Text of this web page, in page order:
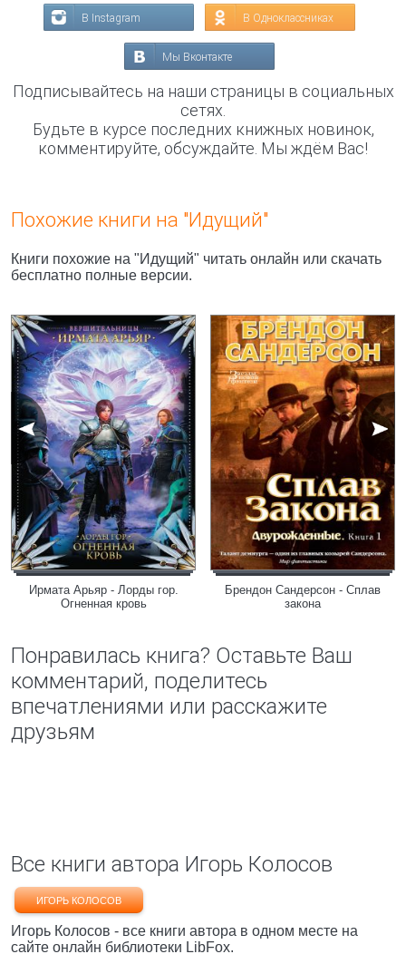
В Instagram В Одноклассниках
Мы Вконтакте
Подписывайтесь на наши страницы в социальных
сетях.
Будьте в курсе последних книжных новинок,
комментируйте, обсуждайте. Мы ждём Вас!
Похожие книги на "Идущий"
Книги похожие на "Идущий" читать онлайн или скачать
бесплатно полные версии.
Ирмата Арьяр - Лорды гор.
Огненная кровь
Брендон Сандерсон - Сплав
закона
Понравилась книга? Оставьте Ваш
комментарий, поделитесь
впечатлениями или расскажите
друзьям
Все книги автора Игорь Колосов
ИГОРЬ КОЛОСОВ
Игорь Колосов - все книги автора в одном месте на
сайте онлайн библиотеки LibFox.